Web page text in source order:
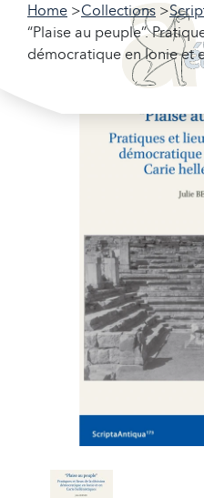
Home Collections
“Plaise au peuple”.
démocratique en Ionie et